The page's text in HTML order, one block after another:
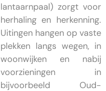
lantaarnpaal) zorgt voor
herhaling en herkenning.
Uitingen hangen op vaste
plekken langs wegen, in
woonwijken en nabij
voorzieningen in
bijvoorbeeld Oud-